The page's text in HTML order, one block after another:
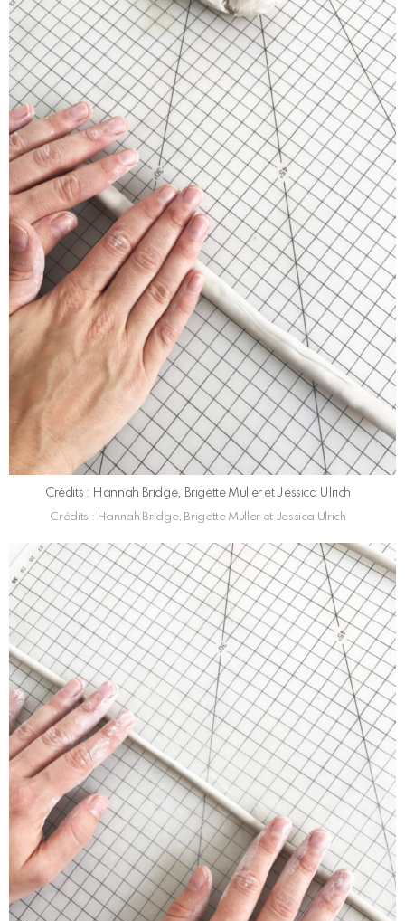
Crédits : Hannah Bridge, Brigette Muller et Jessica Ulrich
Crédits : Hannah Bridge, Brigette Muller et Jessica Ulrich